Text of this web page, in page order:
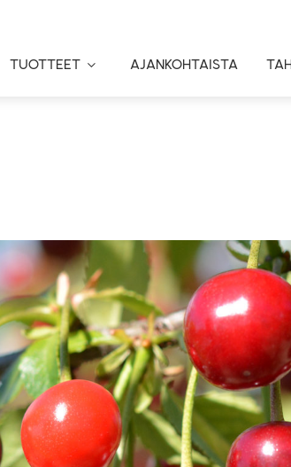
TUOTTEET
Toggle
AJANKOHTAISTA